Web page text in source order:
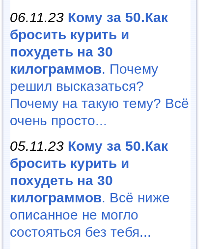
06.11.23 Кому за 50.Как
бросить курить и
похудеть на 30
килограммов. Почему
решил высказаться?
Почему на такую тему? Всё
очень просто...
05.11.23 Кому за 50.Как
бросить курить и
похудеть на 30
килограммов. Всё ниже
описанное не могло
состояться без тебя...